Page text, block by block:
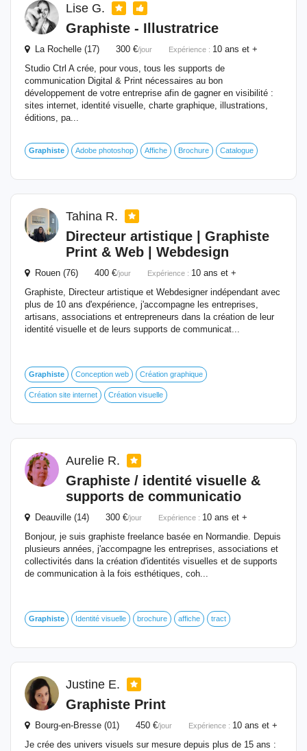
Lise G.
Graphiste - Illustratrice
La Rochelle (17) 300 €/jour Expérience : 10 ans et +
Studio Ctrl A crée, pour vous, tous les supports de
communication Digital & Print nécessaires au bon
développement de votre entreprise afin de gagner en visibilité :
sites internet, identité visuelle, charte graphique, illustrations,
éditions, pa...
Graphiste Adobe photoshop Affiche Brochure Catalogue
Tahina R.
Directeur artistique | Graphiste
Print & Web | Webdesign
Rouen (76) 400 €/jour Expérience : 10 ans et +
Graphiste, Directeur artistique et Webdesigner indépendant avec
plus de 10 ans d'expérience, j'accompagne les entreprises,
artisans, associations et entrepreneurs dans la création de leur
identité visuelle et de leurs supports de communicat...
Graphiste Conception web Création graphique
Création site internet Création visuelle
Aurelie R.
Graphiste / identité visuelle &
supports de communicatio
Deauville (14) 300 €/jour Expérience : 10 ans et +
Bonjour, je suis graphiste freelance basée en Normandie. Depuis
plusieurs années, j'accompagne les entreprises, associations et
collectivités dans la création d'identités visuelles et de supports
de communication à la fois esthétiques, coh...
Graphiste Identité visuelle brochure affiche tract
Justine E.
Graphiste Print
Bourg-en-Bresse (01) 450 €/jour Expérience : 10 ans et +
Je crée des univers visuels sur mesure depuis plus de 15 ans :